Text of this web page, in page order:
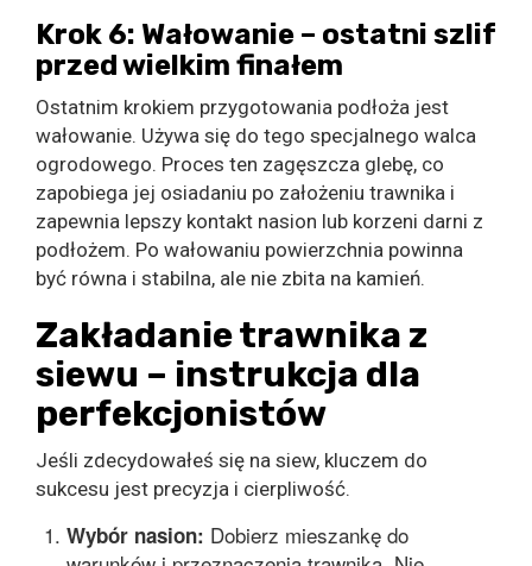
Krok 6: Wałowanie – ostatni szlif
przed wielkim finałem
Ostatnim krokiem przygotowania podłoża jest
wałowanie. Używa się do tego specjalnego walca
ogrodowego. Proces ten zagęszcza glebę, co
zapobiega jej osiadaniu po założeniu trawnika i
zapewnia lepszy kontakt nasion lub korzeni darni z
podłożem. Po wałowaniu powierzchnia powinna
być równa i stabilna, ale nie zbita na kamień.
Zakładanie trawnika z
siewu – instrukcja dla
perfekcjonistów
Jeśli zdecydowałeś się na siew, kluczem do
sukcesu jest precyzja i cierpliwość.
Wybór nasion: Dobierz mieszankę do